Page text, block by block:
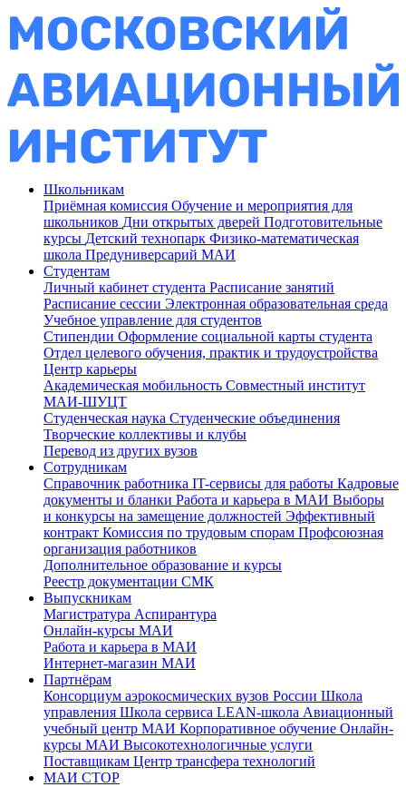
Школьникам
Приёмная комиссия Обучение и мероприятия для
школьников Дни открытых дверей Подготовительные
курсы Детский технопарк Физико-математическая
школа Предуниверсарий МАИ
Студентам
Личный кабинет студента Расписание занятий
Расписание сессии Электронная образовательная среда
Учебное управление для студентов
Стипендии Оформление социальной карты студента
Отдел целевого обучения, практик и трудоустройства
Центр карьеры
Академическая мобильность Совместный институт
МАИ-ШУЦТ
Студенческая наука Студенческие объединения
Творческие коллективы и клубы
Перевод из других вузов
Сотрудникам
Cправочник работника IT-сервисы для работы Кадровые
документы и бланки Работа и карьера в МАИ Выборы
и конкурсы на замещение должностей Эффективный
контракт Комиссия по трудовым спорам Профсоюзная
организация работников
Дополнительное образование и курсы
Реестр документации СМК
Выпускникам
Магистратура Аспирантура
Онлайн-курсы МАИ
Работа и карьера в МАИ
Интернет-магазин МАИ
Партнёрам
Консорциум аэрокосмических вузов России Школа
управления Школа сервиса LEAN-школа Авиационный
учебный центр МАИ Корпоративное обучение Онлайн-
курсы МАИ Высокотехнологичные услуги
Поставщикам Центр трансфера технологий
МАИ СТОР